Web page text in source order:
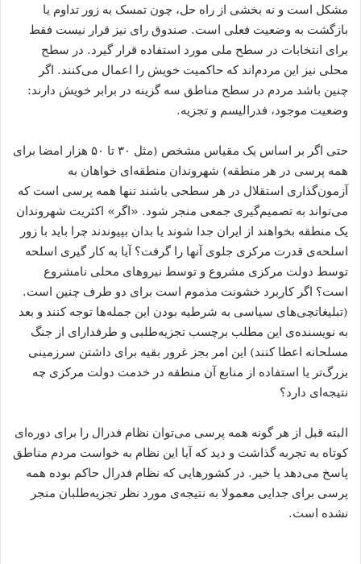
مشکل است و نه بخشی از راه حل، چون تمسک به زور تداوم یا
بازگشت به وضعیت فعلی است. صندوق رای نیز قرار نیست فقط
برای انتخابات در سطح ملی مورد استفاده قرار گیرد. در سطح
محلی نیز این مردم‌اند که حاکمیت خویش را اعمال می‌کنند. اگر
چنین باشد مردم در سطح مناطق سه گزینه در برابر خویش دارند:
وضعیت موجود، فدرالیسم و تجزیه.
حتی اگر بر اساس یک مقیاس مشخص (مثل ۳۰ تا ۵۰ هزار امضا برای
همه پرسی در هر منطقه) شهروندان منطقه‌ای خواهان به
آزمون‌گذاری استقلال در هر سطحی باشند تنها همه پرسی است که
می‌تواند به تصمیم‌گیری جمعی منجر شود. «اگر» اکثریت شهروندان
یک منطقه بخواهند از ایران جدا شوند یا بدان بپیوندند چرا باید با زور
اسلحه‌ی قدرت مرکزی جلوی آنها را گرفت؟ آیا به کار گیری اسلحه
توسط دولت مرکزی مشروع و توسط نیروهای محلی نامشروع
است؟ اگر کاربرد خشونت مذموم است برای دو طرف چنین است.
(تبلیغاتچی‌های سیاسی به شرطیه بودن این جمله‌ها توجه کنند و بعد
به نویسنده‌ی این مطلب برچسب تجزیه‌طلبی و طرفدارای از جنگ
مسلحانه اعطا کنند) این امر بجز غرور بقیه برای داشتن سرزمینی
بزرگ‌تر یا استفاده از منابع آن منطقه در خدمت دولت مرکزی چه
نتیجه‌ای دارد؟
البته قبل از هر گونه همه پرسی می‌توان نظام فدرال را برای دوره‌ای
کوتاه به تجربه گذاشت و دید که آیا این نظام به خواست مردم مناطق
پاسخ می‌دهد یا خیر. در کشورهایی که نظام فدرال حاکم بوده همه
پرسی برای جدایی معمولا به نتیجه‌ی مورد نظر تجزیه‌طلبان منجر
نشده است.